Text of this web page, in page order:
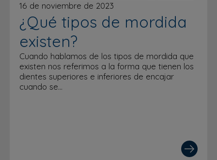
16 de noviembre de 2023
¿Qué tipos de mordida
existen?
Cuando hablamos de los tipos de mordida que
existen nos referimos a la forma que tienen los
dientes superiores e inferiores de encajar
cuando se…